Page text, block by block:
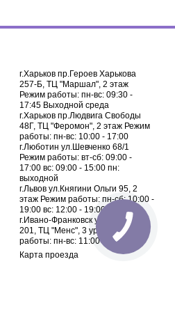
а зимние – теплыми.
аллергических
оптимальный
гипоаллергенность и
быструю доставку
г.Харьков пр.Героев Харькова
257-Б, ТЦ "Маршал", 2 этаж
Режим работы: пн-вс: 09:30 -
17:45 Выходной среда
г.Харьков пр.Людвига Свободы
48Г, ТЦ "Феромон", 2 этаж Режим
работы: пн-вс: 10:00 - 17:00
г.Люботин ул.Шевченко 68/1
Режим работы: вт-сб: 09:00 -
17:00 вс: 09:00 - 15:00 пн:
выходной
г.Львов ул.Княгини Ольги 95, 2
этаж Режим работы: пн-сб: 10:00 -
19:00 вс: 12:00 - 19:00
г.Ивано-Франковск ул.Галицкая
201, ТЦ "Менс", 3 уровень Режим
работы: пн-вс: 11:00 - 19:00
Карта проезда